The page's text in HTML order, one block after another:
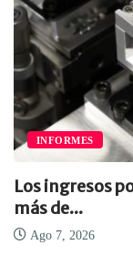
INFORMES
Los ingresos
más de...
Ago 7, 2026